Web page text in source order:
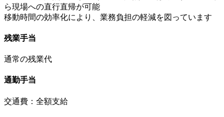
ら現場への直行直帰が可能
移動時間の効率化により、業務負担の軽減を図っています
残業手当
通常の残業代
通勤手当
交通費：全額支給